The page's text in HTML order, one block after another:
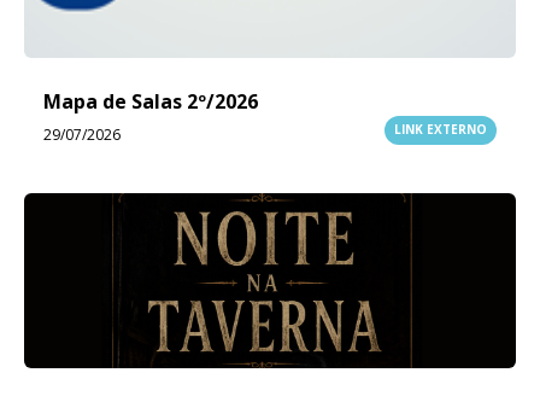
Mapa de Salas 2º/2026
29/07/2026 LINK EXTERNO